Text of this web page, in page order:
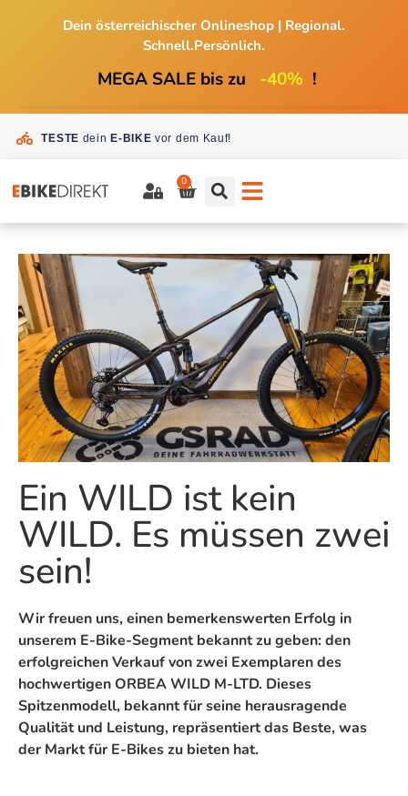
Dein österreichischer Onlineshop | Regional.
Schnell.Persönlich.
MEGA SALE bis zu -40% !
TESTE deinE-BIKE vor dem Kauf!
0
Ein WILD ist kein
WILD. Es müssen zwei
sein!
Wir freuen uns, einen bemerkenswerten Erfolg in
unserem E-Bike-Segment bekannt zu geben: den
erfolgreichen Verkauf von zwei Exemplaren des
hochwertigen ORBEA WILD M-LTD. Dieses
Spitzenmodell, bekannt für seine herausragende
Qualität und Leistung, repräsentiert das Beste, was
der Markt für E-Bikes zu bieten hat.